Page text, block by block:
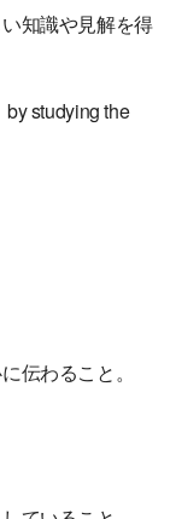
知識や見解を得
by studying the
伝わること。